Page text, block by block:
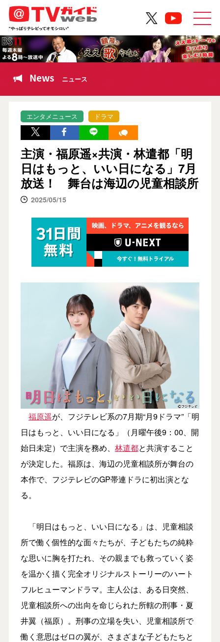
News ニュース
エンタメニュース ドラマ
主演・福原遥×共演・林遣都「明
日はもっと、いい日になる」7月
放送！ 舞台は海辺の児童相談所
2025/05/15
福原遥が、フジテレビ系の7月期“月9ドラマ”「明
日はもっと、いい日になる」（月曜午後9：00、開
始日未定）で主演を務め、 林遣都と共演すること
が決定した。福原は、海辺の児童相談所が舞台の
本作で、フジテレビのGP帯連ドラに初出演とな
る。
「明日はもっと、いい日になる」は、児童相談
所で働く個性的な面々たちが、子どもたちの純粋
な思いに胸を打たれ、その親までも救っていく姿
を温かく描く完全オリジナルストーリーのハート
フルヒューマンドラマ。主人公は、ある日突然、
児童相談所への出向を命じられた所轄の刑事・夏
井翼（福原）。刑事の立場を失い、児童相談所で
働く意思はゼロの翼が、さまざまな子どもたちと